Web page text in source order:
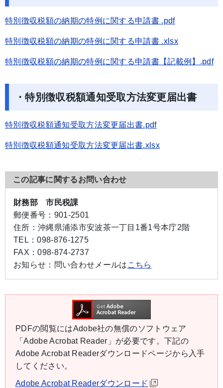
特別徴収税額の納期の特例に関する申請書 .pdf
特別徴収税額の納期の特例に関する申請書 .xlsx
特別徴収税額の納期の特例に関する申請書【記載例】.pdf
・特別徴収税額通知受取方法変更届出書
特別徴収税額通知受取方法変更届出書.pdf
特別徴収税額通知受取方法変更届出書.xlsx
この記事に関するお問い合わせ
財務部 市民税課
郵便番号： 901-2501
住所： 沖縄県浦添市安波茶一丁目1番1号本庁2階
TEL：098-876-1275
FAX：098-874-2737
お知らせ： 問い合わせメールは こちら
PDFの閲覧にはAdobe社の無償のソフトウェア
「Adobe Acrobat Reader」が必要です。下記の
Adobe Acrobat Readerダウンロードページから入手
してください。
Adobe Acrobat Readerダウンロード